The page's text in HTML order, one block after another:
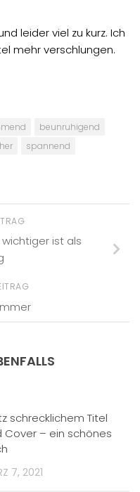
leider viel zu kurz. Ich
mehr verschlungen.
beunruhigend
spannend
ist als
schrecklichem Titel
Cover – ein schönes
7, 2021